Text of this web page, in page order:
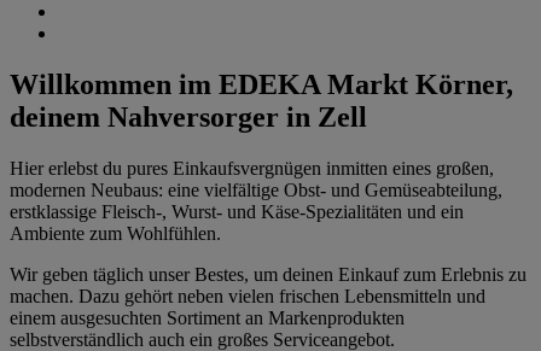
Willkommen im EDEKA Markt Körner,
deinem Nahversorger in Zell
Hier erlebst du pures Einkaufsvergnügen inmitten eines großen,
modernen Neubaus: eine vielfältige Obst- und Gemüseabteilung,
erstklassige Fleisch-, Wurst- und Käse-Spezialitäten und ein
Ambiente zum Wohlfühlen.
Wir geben täglich unser Bestes, um deinen Einkauf zum Erlebnis zu
machen. Dazu gehört neben vielen frischen Lebensmitteln und
einem ausgesuchten Sortiment an Markenprodukten
selbstverständlich auch ein großes Serviceangebot.